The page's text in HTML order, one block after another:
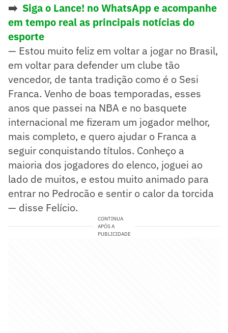
➡️ Siga o Lance! no WhatsApp e acompanhe
em tempo real as principais notícias do
esporte
— Estou muito feliz em voltar a jogar no Brasil,
em voltar para defender um clube tão
vencedor, de tanta tradição como é o Sesi
Franca. Venho de boas temporadas, esses
anos que passei na NBA e no basquete
internacional me fizeram um jogador melhor,
mais completo, e quero ajudar o Franca a
seguir conquistando títulos. Conheço a
maioria dos jogadores do elenco, joguei ao
lado de muitos, e estou muito animado para
entrar no Pedrocão e sentir o calor da torcida
— disse Felício.
CONTINUA
APÓS A
PUBLICIDADE